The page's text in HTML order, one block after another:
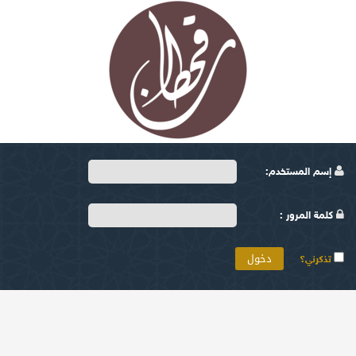
إسم المستخدم:
كلمة المرور :
تذكرني؟